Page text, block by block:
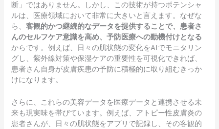
断」ではありません。しかし、この技術が持つポテンシャ
ルは、医療領域において非常に大きいと言えます。なぜな
ら、客観的かつ継続的なデータを提供することで、患者さ
んのセルフケア意識を高め、予防医療への動機付けとなる
からです。例えば、日々の肌状態の変化をAIでモニタリン
グし、紫外線対策や保湿ケアの重要性を可視化できれば、
患者さん自身が皮膚疾患の予防に積極的に取り組むきっか
けになります。
さらに、これらの美容データを医療データと連携させる未
来も現実味を帯びています。例えば、アトピー性皮膚炎の
患者さんが、日々の肌状態をアプリで記録し、その客観的